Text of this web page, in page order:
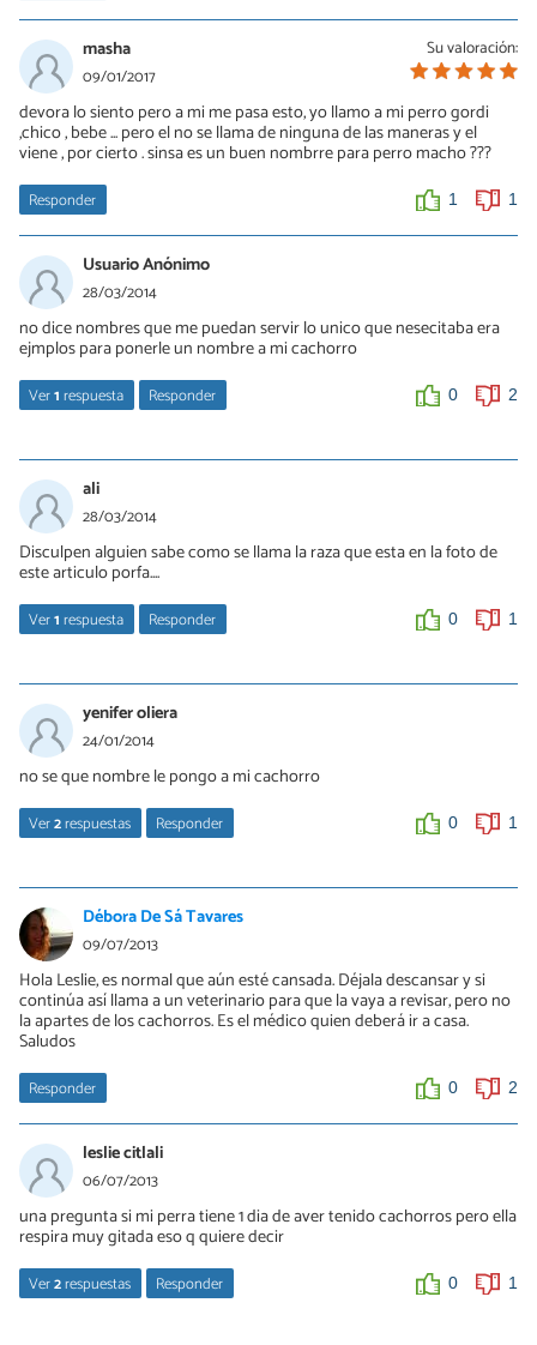
Su valoración:
masha
09/01/2017
devora lo siento pero a mi me pasa esto, yo llamo a mi perro gordi
,chico , bebe ... pero el no se llama de ninguna de las maneras y el
viene , por cierto . sinsa es un buen nombrre para perro macho ???
Responder 1 1
Usuario Anónimo
28/03/2014
no dice nombres que me puedan servir lo unico que nesecitaba era
ejmplos para ponerle un nombre a mi cachorro
Ver1respuesta Responder 0 2
comentario Coral es un nombre muy bonito para perra
Hachiko ideal para perro .
ali
28/03/2014
Disculpen alguien sabe como se llama la raza que esta en la foto de
este articulo porfa....
Ver1respuesta Responder 0 1
09/01/2017
parece como un huski mezclado con algo no se muy bien que
sera
yenifer oliera
24/01/2014
no se que nombre le pongo a mi cachorro
Ver2respuestas Responder 0 1
01/03/2015
Hola yenifer oliera soy katlin brincan aca tengo tu respuesta:si es
macho max o si es hembra princesa porque me aseguro que es
precioso/a saludos si te gusto avisame
0
02/07/2021
comentario Obi signifa corazon es africano
Débora De Sá Tavares
09/07/2013
Hola Leslie, es normal que aún esté cansada. Déjala descansar y si
continúa así llama a un veterinario para que la vaya a revisar, pero no
la apartes de los cachorros. Es el médico quien deberá ir a casa.
Saludos
Responder 0 2
leslie citlali
06/07/2013
una pregunta si mi perra tiene 1 dia de aver tenido cachorros pero ella
respira muy gitada eso q quiere decir
Ver2respuestas Responder 0 1